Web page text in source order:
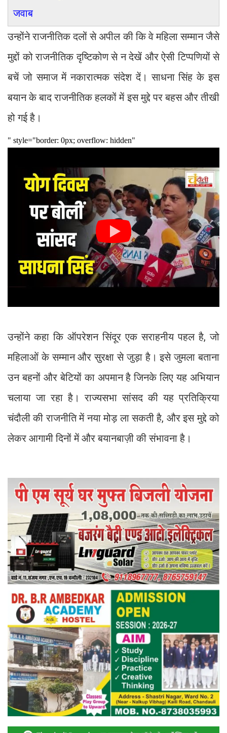
जवाब
उन्होंने राजनीतिक दलों से अपील की कि वे महिला सम्मान जैसे
मुद्दों को राजनीतिक दृष्टिकोण से न देखें और ऐसी टिप्पणियों से
बचें जो समाज में नकारात्मक संदेश दें। साधना सिंह के इस
बयान के बाद राजनीतिक हलकों में इस मुद्दे पर बहस और तीखी
हो गई है।
उन्होंने कहा कि ऑपरेशन सिंदूर एक सराहनीय पहल है, जो
महिलाओं के सम्मान और सुरक्षा से जुड़ा है। इसे जुमला बताना
उन बहनों और बेटियों का अपमान है जिनके लिए यह अभियान
चलाया जा रहा है। राज्यसभा सांसद की यह प्रतिक्रिया
चंदौली की राजनीति में नया मोड़ ला सकती है, और इस मुद्दे को
लेकर आगामी दिनों में और बयानबाज़ी की संभावना है।